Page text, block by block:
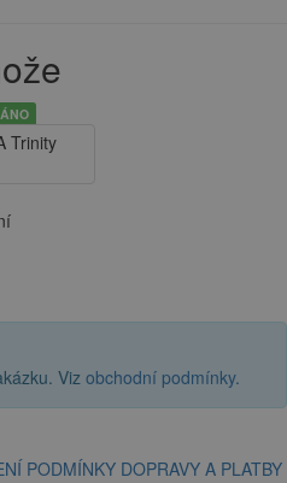
Viz obchodní podmínky.
PODMÍNKY DOPRAVY A PLATBY